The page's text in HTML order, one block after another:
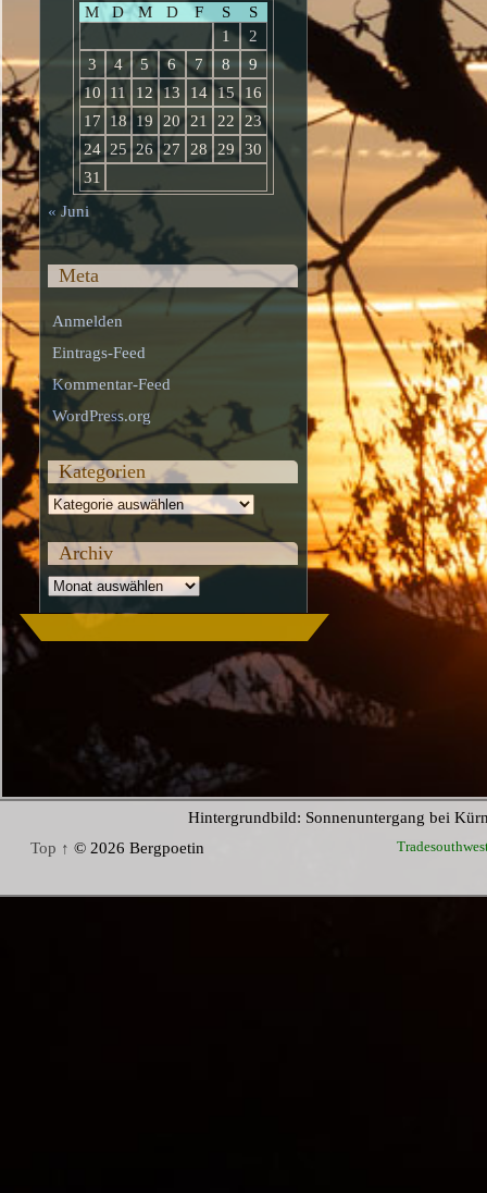
M
D M D F S
S
1
2
3
4 5 6 7 8
9
10
11 12 13 14 15
16
17
18 19 20 21 22
23
24 25 26 27 28 29
30
31
« Juni
Meta
Anmelden
Eintrags-Feed
Kommentar-Feed
WordPress.org
Kategorien
Kategorien
Archiv
Archiv
Hintergrundbild: Sonnenuntergang bei
Top ↑ © 2026 Bergpoetin